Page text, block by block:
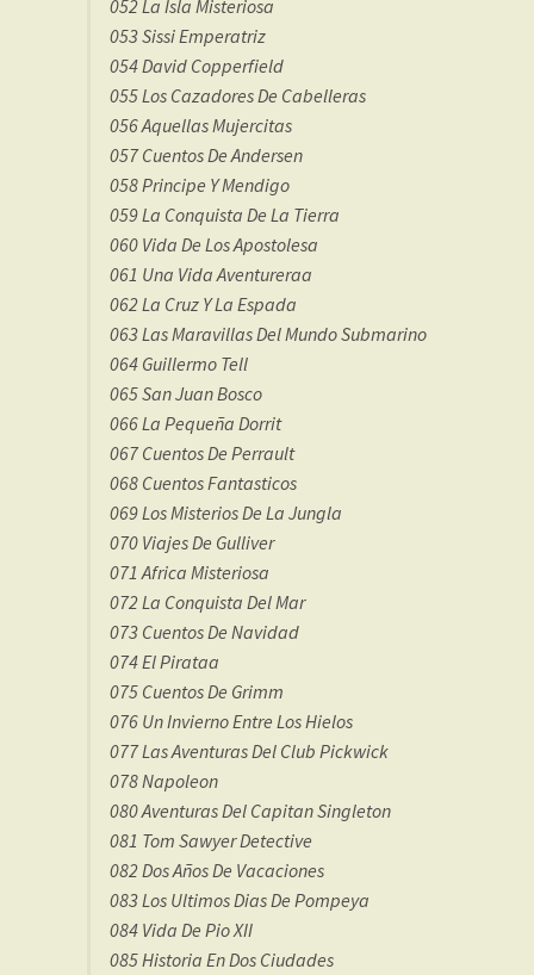
052 La Isla Misteriosa
053 Sissi Emperatriz
054 David Copperfield
055 Los Cazadores De Cabelleras
056 Aquellas Mujercitas
057 Cuentos De Andersen
058 Principe Y Mendigo
059 La Conquista De La Tierra
060 Vida De Los Apostolesa
061 Una Vida Aventureraa
062 La Cruz Y La Espada
063 Las Maravillas Del Mundo Submarino
064 Guillermo Tell
065 San Juan Bosco
066 La Pequeña Dorrit
067 Cuentos De Perrault
068 Cuentos Fantasticos
069 Los Misterios De La Jungla
070 Viajes De Gulliver
071 Africa Misteriosa
072 La Conquista Del Mar
073 Cuentos De Navidad
074 El Pirataa
075 Cuentos De Grimm
076 Un Invierno Entre Los Hielos
077 Las Aventuras Del Club Pickwick
078 Napoleon
080 Aventuras Del Capitan Singleton
081 Tom Sawyer Detective
082 Dos Años De Vacaciones
083 Los Ultimos Dias De Pompeya
084 Vida De Pio XII
085 Historia En Dos Ciudades